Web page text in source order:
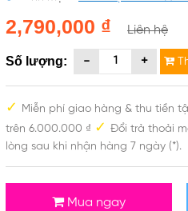
2,790,000 ₫ Liên hệ
Số lượng:
✓
Miễn phí giao hàng & thu tiền
trên 6.000.000 ₫ ✓ Đổi trả thoải
lòng sau khi nhận hàng 7 ngày (*).
Mua ngay